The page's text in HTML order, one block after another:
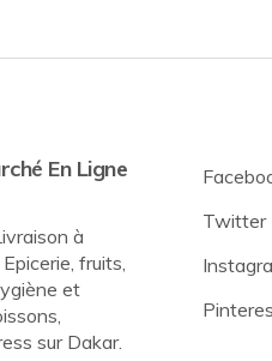
En Ligne
à
fruits,
et
sur Dakar.
Twitter